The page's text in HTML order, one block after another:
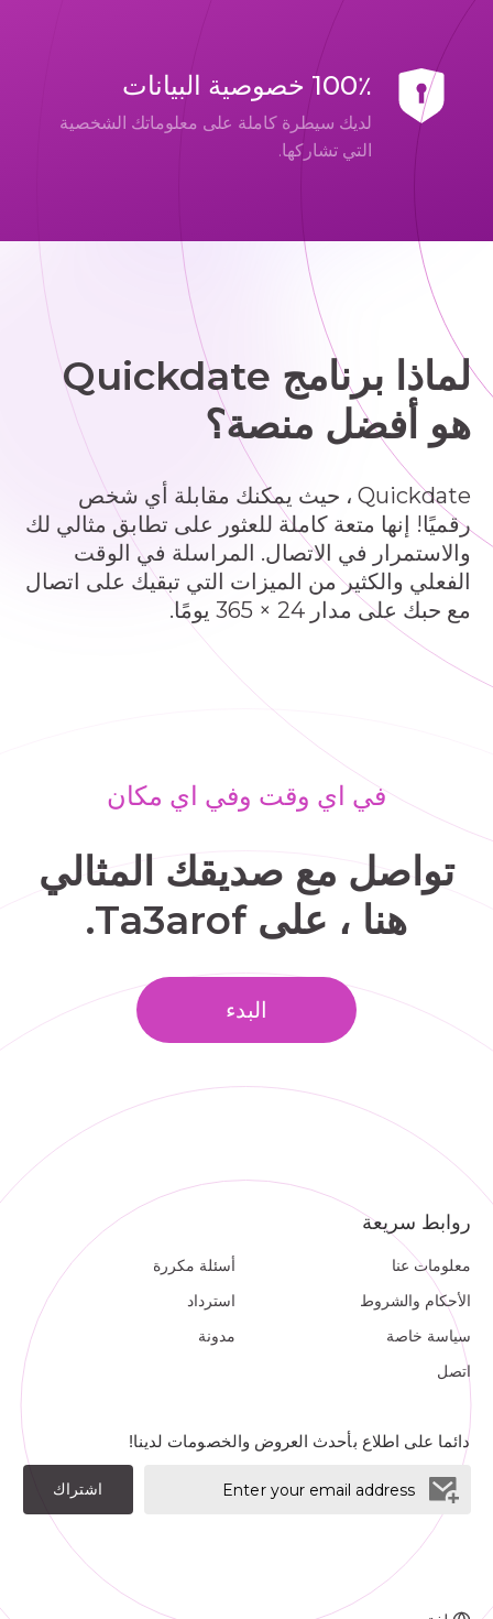
100٪ خصوصية البيانات
لديك سيطرة كاملة على معلوماتك الشخصية
التي تشاركها.
لماذا برنامج Quickdate
هو أفضل منصة؟
Quickdate ، حيث يمكنك مقابلة أي شخص
رقميًا! إنها متعة كاملة للعثور على تطابق مثالي لك
والاستمرار في الاتصال. المراسلة في الوقت
الفعلي والكثير من الميزات التي تبقيك على اتصال
مع حبك على مدار 24 × 365 يومًا.
في اي وقت وفي اي مكان
تواصل مع صديقك المثالي
هنا ، على Ta3arof.
البدء
روابط سريعة
معلومات عنا
الأحكام والشروط
سياسة خاصة
اتصل
أسئلة مكررة
استرداد
مدونة
دائما على اطلاع بأحدث العروض والخصومات لدينا!
اشتراك